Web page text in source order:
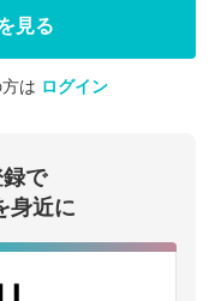
見る
は ログイン
で
身近に